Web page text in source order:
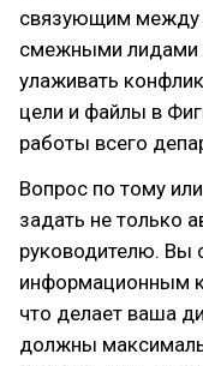
связующим между
смежными лидами
улаживать
цели и файлы в
работы всего
Вопрос по тому
задать не только
руководителю. Вы
информационным
что делает ваша
должны